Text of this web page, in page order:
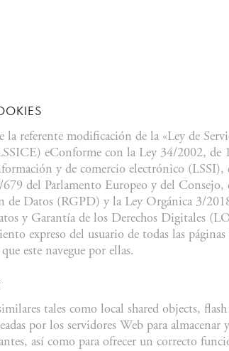
referente modificación de la «Ley de
eConforme con la Ley 34/2002, de
y de comercio electrónico (LSSI),
del Parlamento Europeo y del Consejo,
de Datos (RGPD) y la Ley Orgánica 3/
y Garantía de los Derechos Digitales
expreso del usuario de todas las páginas
este navegue por ellas.
tales como local shared objects, flash
por los servidores Web para almacenar
así como para ofrecer un correcto